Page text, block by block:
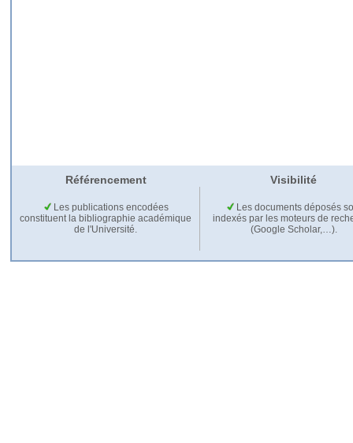
Référencement Visibilité
Les publications encodées
constituent la bibliographie académique
de l'Université.
Les documents déposés
indexés par les moteurs de
(Google Scholar,…).